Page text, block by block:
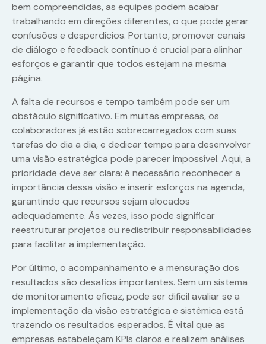
bem compreendidas, as equipes podem acabar
trabalhando em direções diferentes, o que pode gerar
confusões e desperdícios. Portanto, promover canais
de diálogo e feedback contínuo é crucial para alinhar
esforços e garantir que todos estejam na mesma
página.
A falta de recursos e tempo também pode ser um
obstáculo significativo. Em muitas empresas, os
colaboradores já estão sobrecarregados com suas
tarefas do dia a dia, e dedicar tempo para desenvolver
uma visão estratégica pode parecer impossível. Aqui, a
prioridade deve ser clara: é necessário reconhecer a
importância dessa visão e inserir esforços na agenda,
garantindo que recursos sejam alocados
adequadamente. Às vezes, isso pode significar
reestruturar projetos ou redistribuir responsabilidades
para facilitar a implementação.
Por último, o acompanhamento e a mensuração dos
resultados são desafios importantes. Sem um sistema
de monitoramento eficaz, pode ser difícil avaliar se a
implementação da visão estratégica e sistêmica está
trazendo os resultados esperados. É vital que as
empresas estabeleçam KPIs claros e realizem análises